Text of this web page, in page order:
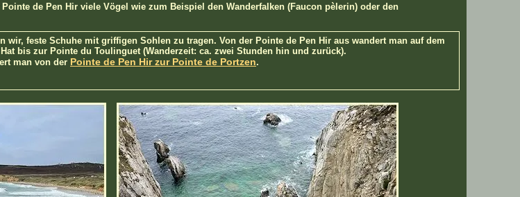
de Pen Hir viele Vögel wie zum Beispiel den Wanderfalken (Faucon pèlerin) oder den
wir, feste Schuhe mit griffigen Sohlen zu tragen. Von der Pointe de Pen Hir aus wandert man auf dem
bis zur Pointe du Toulinguet (Wanderzeit: ca. zwei Stunden hin und zurück).
man von der Pointe de Pen Hir zur Pointe de Portzen.